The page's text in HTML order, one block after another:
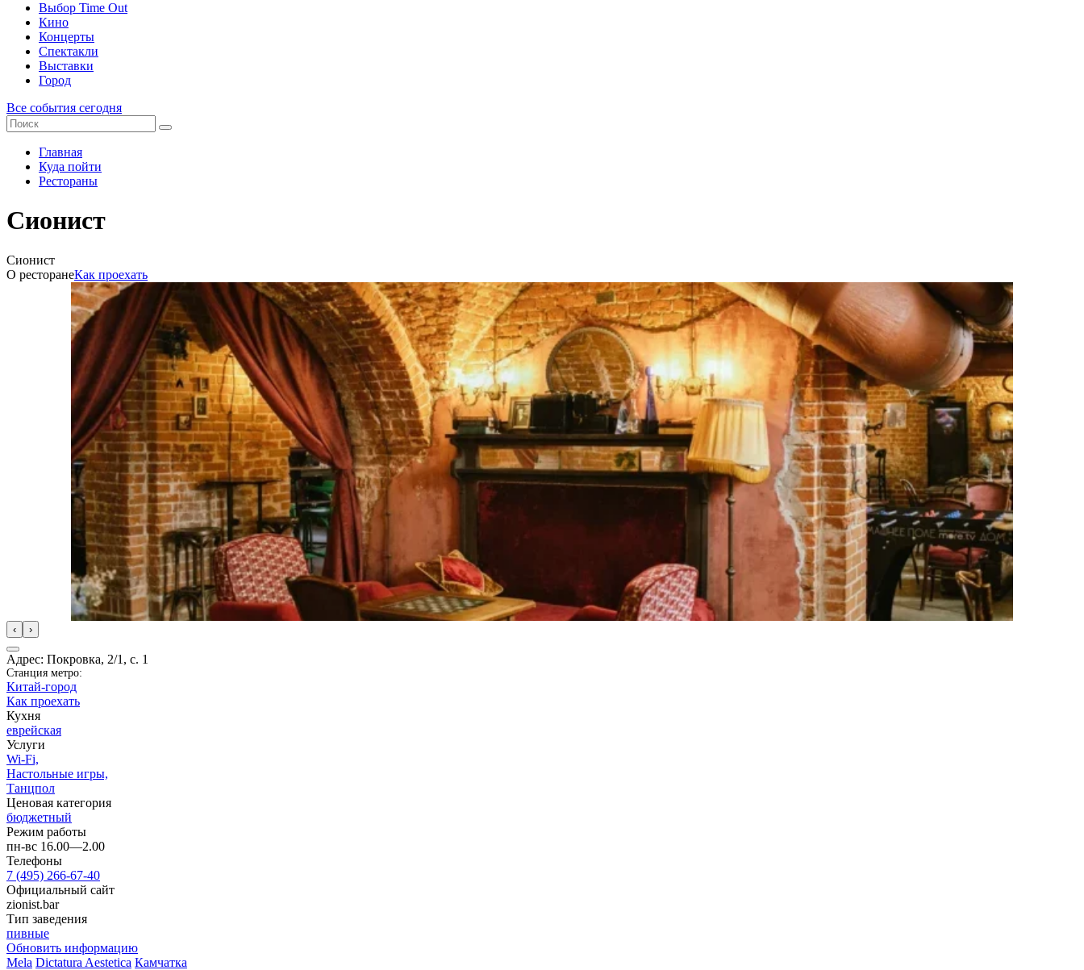
Выбор Time Out
Кино
Концерты
Спектакли
Выставки
Город
Все события сегодня
Главная
Куда пойти
Рестораны
Сионист
Сионист
О ресторанеКак проехать
‹ ›
Адрес: Покровка, 2/1, с. 1
Станция метро:
Китай-город
Как проехать
Кухня
еврейская
Услуги
Wi-Fi,
Настольные игры,
Танцпол
Ценовая категория
бюджетный
Режим работы
пн-вс 16.00—2.00
Телефоны
7 (495) 266-67-40
Официальный сайт
zionist.bar
Тип заведения
пивные
Обновить информацию
Mela Dictatura Aestetica Камчатка